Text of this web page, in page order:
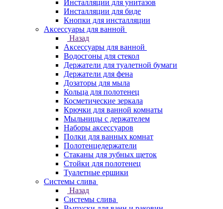
Инсталляции для унитазов
Инсталляции для биде
Кнопки для инсталляции
Аксессуары для ванной
Назад
Аксессуары для ванной
Водосгоны для стекол
Держатели для туалетной бумаги
Держатели для фена
Дозаторы для мыла
Кольца для полотенец
Косметические зеркала
Крючки для ванной комнаты
Мыльницы с держателем
Наборы аксессуаров
Полки для ванных комнат
Полотенцедержатели
Стаканы для зубных щеток
Стойки для полотенец
Туалетные ершики
Системы слива
Назад
Системы слива